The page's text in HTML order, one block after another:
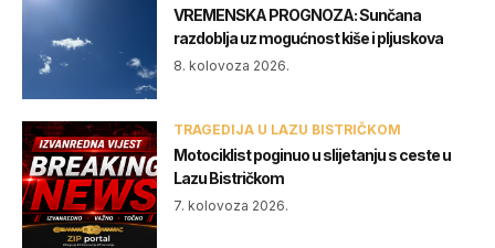
VREMENSKA PROGNOZA: Sunčana
razdoblja uz mogućnost kiše i pljuskova
8. kolovoza 2026.
TRAGEDIJA U LAZU BISTRIČKOM
Motociklist poginuo u slijetanju s ceste u
Lazu Bistričkom
7. kolovoza 2026.